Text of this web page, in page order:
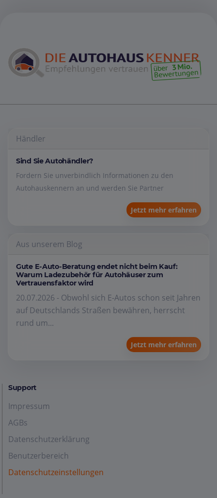
Händler
Sind Sie Autohändler?
Fordern Sie unverbindlich Informationen zu den
Autohauskennern an und werden Sie Partner
Jetzt mehr erfahren
Aus unserem Blog
Gute E-Auto-Beratung endet nicht beim Kauf:
Warum Ladezubehör für Autohäuser zum
Vertrauensfaktor wird
20.07.2026 - Obwohl sich E-Autos schon seit Jahren
auf Deutschlands Straßen bewähren, herrscht
rund um...
Jetzt mehr erfahren
Support
Impressum
AGBs
Datenschutzerklärung
Benutzerbereich
Datenschutzeinstellungen